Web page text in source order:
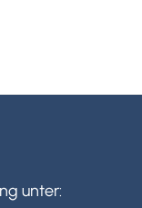
unter: